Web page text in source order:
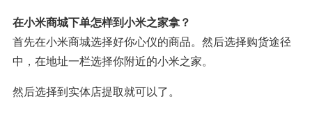
在小米商城下单怎样到小米之家拿？
首先在小米商城选择好你心仪的商品。然后选择购货途径
中，在地址一栏选择你附近的小米之家。
然后选择到实体店提取就可以了。